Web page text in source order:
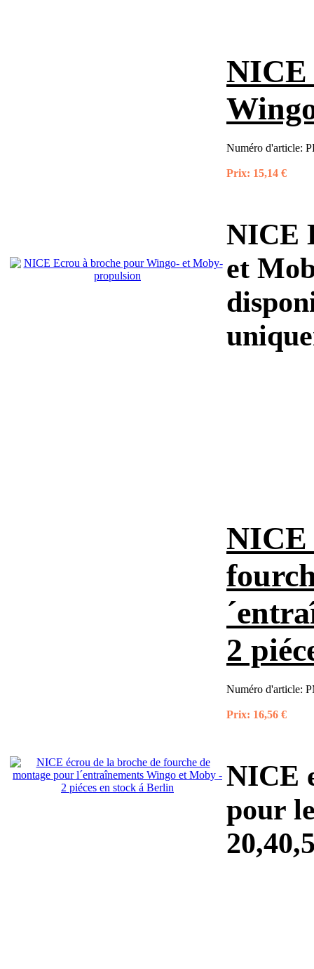
NICE
Numéro d'article:
Prix: 15,14 €
NICE
et
NICE
2
Numéro d'article:
Prix: 16,56 €
NICE
pour